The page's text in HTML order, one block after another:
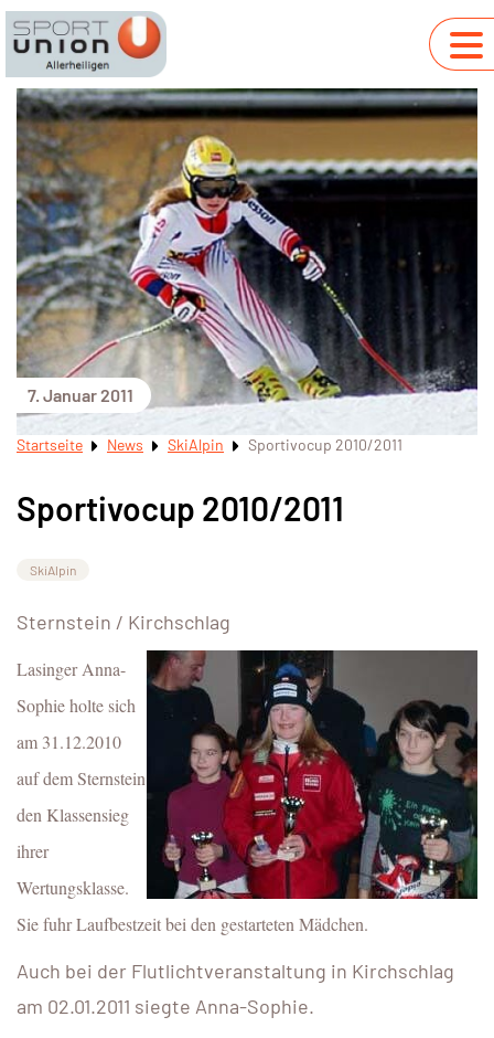
7. Januar 2011
Startseite News SkiAlpin Sportivocup 2010/2011
Sportivocup 2010/2011
SkiAlpin
Sternstein / Kirchschlag
Lasinger Anna-
Sophie holte sich
am 31.12.2010
auf dem Sternstein
den Klassensieg
ihrer
Wertungsklasse.
Sie fuhr Laufbestzeit bei den gestarteten Mädchen.
Auch bei der Flutlichtveranstaltung in Kirchschlag
am 02.01.2011 siegte Anna-Sophie.